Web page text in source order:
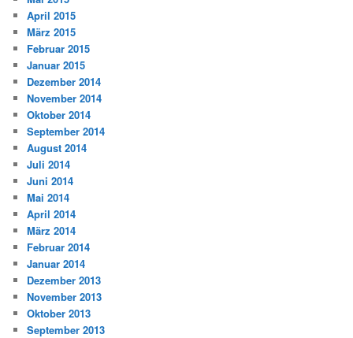
April 2015
März 2015
Februar 2015
Januar 2015
Dezember 2014
November 2014
Oktober 2014
September 2014
August 2014
Juli 2014
Juni 2014
Mai 2014
April 2014
März 2014
Februar 2014
Januar 2014
Dezember 2013
November 2013
Oktober 2013
September 2013